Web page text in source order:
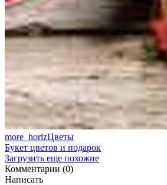
more_horizЦветы
Букет цветов и подарок
Загрузить еще похожие
Комментарии (0)
Написать